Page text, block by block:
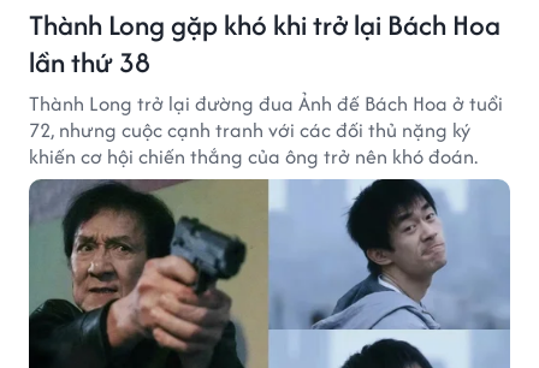
Thành Long gặp khó khi trở lại Bách Hoa
lần thứ 38
Thành Long trở lại đường đua Ảnh đế Bách Hoa ở tuổi
72, nhưng cuộc cạnh tranh với các đối thủ nặng ký
khiến cơ hội chiến thắng của ông trở nên khó đoán.